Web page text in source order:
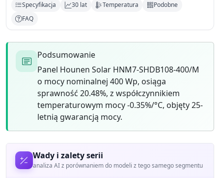
Specyfikacja
30 lat Temperatura
Podobne
FAQ
Podsumowanie
Panel Hounen Solar HNM7-SHDB108-400/M
o mocy nominalnej 400 Wp, osiąga
sprawność 20.48%, z współczynnikiem
temperaturowym mocy -0.35%/°C, objęty 25-
letnią gwarancją mocy.
Wady i zalety serii
analiza AI z porównaniem do modeli z tego samego segmentu